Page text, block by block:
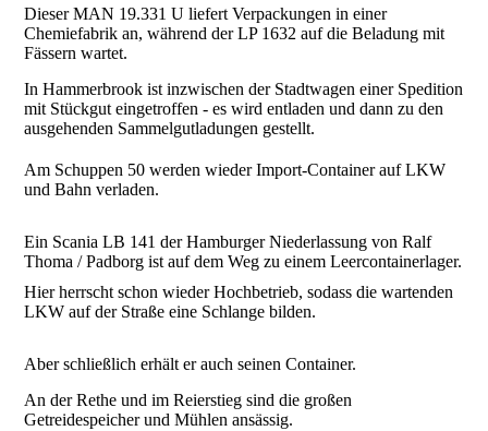
Dieser MAN 19.331 U liefert Verpackungen in einer
Chemiefabrik an, während der LP 1632 auf die Beladung mit
Fässern wartet.
In Hammerbrook ist inzwischen der Stadtwagen einer Spedition
mit Stückgut eingetroffen - es wird entladen und dann zu den
ausgehenden Sammelgutladungen gestellt.
Am Schuppen 50 werden wieder Import-Container auf LKW
und Bahn verladen.
Ein Scania LB 141 der Hamburger Niederlassung von Ralf
Thoma / Padborg ist auf dem Weg zu einem Leercontainerlager.
Hier herrscht schon wieder Hochbetrieb, sodass die wartenden
LKW auf der Straße eine Schlange bilden.
Aber schließlich erhält er auch seinen Container.
An der Rethe und im Reierstieg sind die großen
Getreidespeicher und Mühlen ansässig.